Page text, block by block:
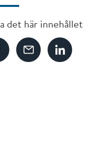
det här innehållet